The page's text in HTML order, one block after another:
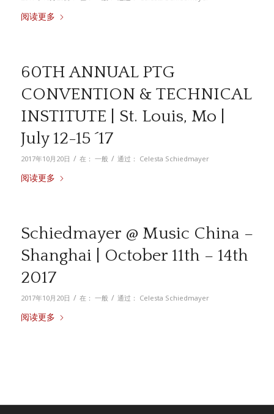
阅读更多
60TH ANNUAL PTG
CONVENTION & TECHNICAL
INSTITUTE | St. Louis, Mo |
July 12-15 ´17
2017年10月20日 / 在： 一般 / 通过： Celesta Schiedmayer
阅读更多
Schiedmayer @ Music China –
Shanghai | October 11th – 14th
2017
2017年10月20日 / 在： 一般 / 通过： Celesta Schiedmayer
阅读更多